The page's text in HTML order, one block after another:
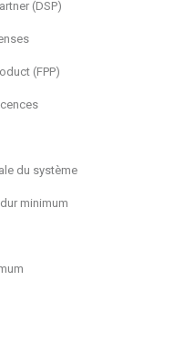
(DSP)
(FPP)
du système
minimum